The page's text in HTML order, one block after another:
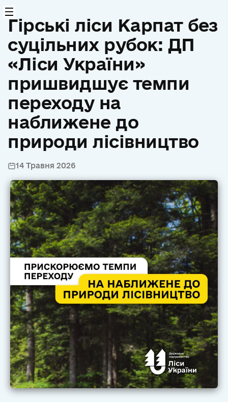
Гірські ліси Карпат без
суцільних рубок: ДП
«Ліси України»
пришвидшує темпи
переходу на
наближене до
природи лісівництво
14 Травня 2026